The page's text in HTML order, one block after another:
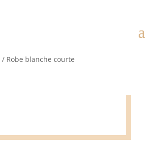
/ Robe blanche courte